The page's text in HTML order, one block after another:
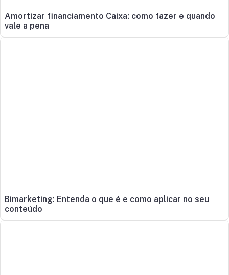
Amortizar financiamento Caixa: como fazer e quando
vale a pena
Bimarketing: Entenda o que é e como aplicar no seu
conteúdo